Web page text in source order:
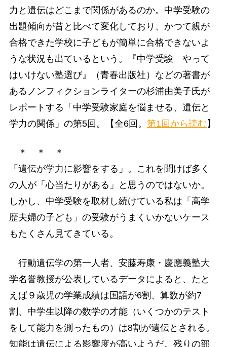
力と遺伝はどこまで関係があるのか。中学受験の
出題傾向が昔と比べて変化しており、かつて親が
合格できた学校に子どもが簡単に合格できないよ
うな状況も出ているという。『中学受験 やって
はいけない塾選び』（青春出版社）などの著書が
あるノンフィクションライターの杉浦由美子氏が
レポートする「中学受験家庭を悩ませる、遺伝と
学力の関係」の第5回。【全6回。 第1回から読む 】
＊ ＊ ＊
「遺伝が学力に影響をする」。これを聞けば多く
の人が「心当たりがある」と思うのではないか。
しかし、中学受験を取材し続けている私は「高学
歴夫婦の子ども」の受験がうまくいかないケース
もたくさん見てきている。
行動遺伝学の第一人者、安藤寿康・慶應義塾大
学名誉教授が公表しているデータによると、たと
えば９歳児の学業成績は国語が6割、算数が約7
割、中学生以降の数学の才能（いくつかのテスト
をして能力を測ったもの）は8割が遺伝とされる。
知能は遺伝による影響度が高いようだ。残りの部